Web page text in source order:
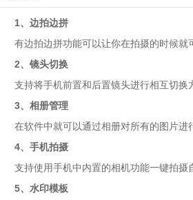
1、边拍边拼
有边拍边拼功能可以让你在拍摄的时候就
2、镜头切换
支持将手机前置和后置镜头进行相互切换
3、相册管理
在软件中就可以通过相册对所有的图片进
4、手机拍摄
支持使用手机中内置的相机功能一键拍摄
5、水印模板